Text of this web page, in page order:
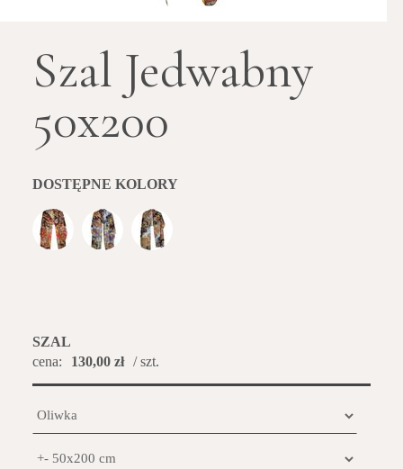
Szal Jedwabny
50x200
DOSTĘPNE KOLORY
SZAL
cena:
130,00 zł / szt.